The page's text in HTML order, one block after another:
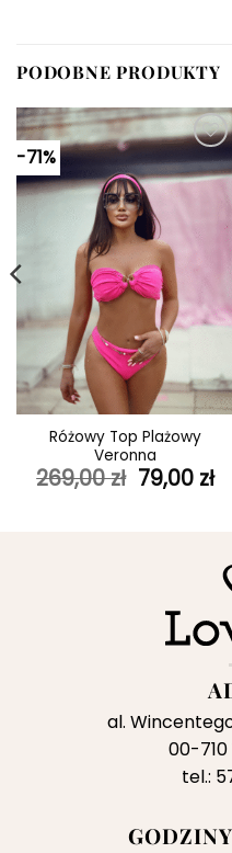
PODOBNE PRODUKTY
-71%
Dodaj do
ulubionych
Różowy Top Plażowy
Veronna
269,00zł Pierwotna
cena
79,00 zł
al. Wincentego
00-
tel.: